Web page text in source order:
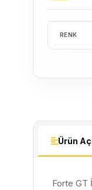
RENK
Ürün
Forte GT